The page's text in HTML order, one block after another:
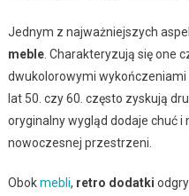
Jednym z najważniejszych
meble. Charakteryzują się one
dwukolorowymi
lat 50. czy 60. często zyskują
oryginalny wygląd dodaje chuć i
nowoczesnej przestrzeni.
Obokmebli, retro dodatki